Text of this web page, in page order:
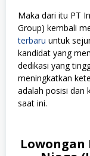
Maka dari itu PT
Group) kembali
terbaru untuk
kandidat yang
dedikasi yang
meningkatkan
adalah posisi dan
saat ini.
Lowongan